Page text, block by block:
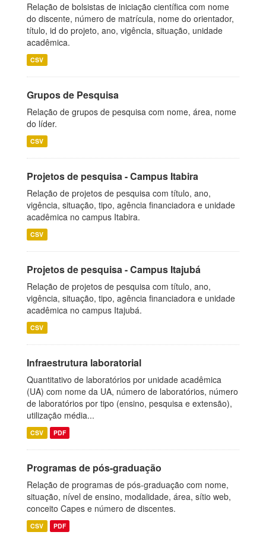
Relação de bolsistas de iniciação científica com nome
do discente, número de matrícula, nome do orientador,
título, id do projeto, ano, vigência, situação, unidade
acadêmica.
CSV
Grupos de Pesquisa
Relação de grupos de pesquisa com nome, área, nome
do líder.
CSV
Projetos de pesquisa - Campus Itabira
Relação de projetos de pesquisa com título, ano,
vigência, situação, tipo, agência financiadora e unidade
acadêmica no campus Itabira.
CSV
Projetos de pesquisa - Campus Itajubá
Relação de projetos de pesquisa com título, ano,
vigência, situação, tipo, agência financiadora e unidade
acadêmica no campus Itajubá.
CSV
Infraestrutura laboratorial
Quantitativo de laboratórios por unidade acadêmica
(UA) com nome da UA, número de laboratórios, número
de laboratórios por tipo (ensino, pesquisa e extensão),
utilização média...
CSV PDF
Programas de pós-graduação
Relação de programas de pós-graduação com nome,
situação, nível de ensino, modalidade, área, sítio web,
conceito Capes e número de discentes.
CSV PDF